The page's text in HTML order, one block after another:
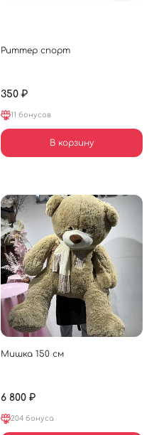
Риттер спорт
350 ₽
11 бонусов
В корзину
Мишка 150 см
6 800 ₽
204 бонуса